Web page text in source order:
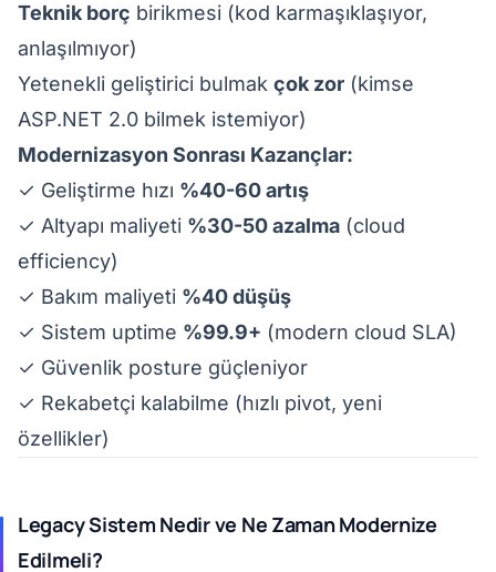
Teknik borç birikmesi (kod karmaşıklaşıyor,
anlaşılmıyor)
Yetenekli geliştirici bulmak çok zor (kimse
ASP.NET 2.0 bilmek istemiyor)
Modernizasyon Sonrası Kazançlar:
✓ Geliştirme hızı %40-60 artış
✓ Altyapı maliyeti %30-50 azalma (cloud
efficiency)
✓ Bakım maliyeti %40 düşüş
✓ Sistem uptime %99.9+ (modern cloud SLA)
✓ Güvenlik posture güçleniyor
✓ Rekabetçi kalabilme (hızlı pivot, yeni
özellikler)
Legacy Sistem Nedir ve Ne Zaman Modernize
Edilmeli?